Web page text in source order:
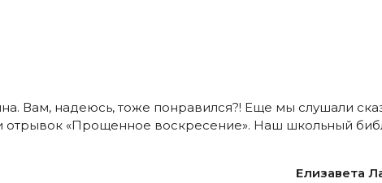
Вам, надеюсь, тоже понравился?! Еще мы слушали
отрывок «Прощенное воскресение». Наш школьный
Елизавета